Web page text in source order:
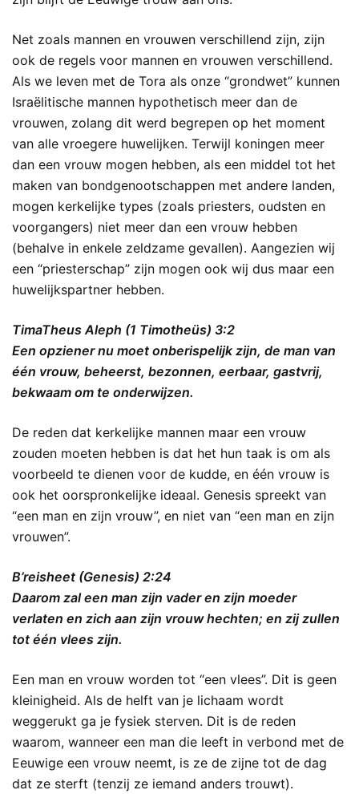
Net zoals mannen en vrouwen verschillend zijn, zijn
ook de regels voor mannen en vrouwen verschillend.
Als we leven met de Tora als onze “grondwet” kunnen
Israëlitische mannen hypothetisch meer dan de
vrouwen, zolang dit werd begrepen op het moment
van alle vroegere huwelijken. Terwijl koningen meer
dan een vrouw mogen hebben, als een middel tot het
maken van bondgenootschappen met andere landen,
mogen kerkelijke types (zoals priesters, oudsten en
voorgangers) niet meer dan een vrouw hebben
(behalve in enkele zeldzame gevallen). Aangezien wij
een “priesterschap” zijn mogen ook wij dus maar een
huwelijkspartner hebben.
TimaTheus Aleph (1 Timotheüs) 3:2
Een opziener nu moet onberispelijk zijn, de man van
één vrouw, beheerst, bezonnen, eerbaar, gastvrij,
bekwaam om te onderwijzen.
De reden dat kerkelijke mannen maar een vrouw
zouden moeten hebben is dat het hun taak is om als
voorbeeld te dienen voor de kudde, en één vrouw is
ook het oorspronkelijke ideaal. Genesis spreekt van
“een man en zijn vrouw”, en niet van “een man en zijn
vrouwen”.
B’reisheet (Genesis) 2:24
Daarom zal een man zijn vader en zijn moeder
verlaten en zich aan zijn vrouw hechten; en zij zullen
tot één vlees zijn.
Een man en vrouw worden tot “een vlees”. Dit is geen
kleinigheid. Als de helft van je lichaam wordt
weggerukt ga je fysiek sterven. Dit is de reden
waarom, wanneer een man die leeft in verbond met de
Eeuwige een vrouw neemt, is ze de zijne tot de dag
dat ze sterft (tenzij ze iemand anders trouwt).